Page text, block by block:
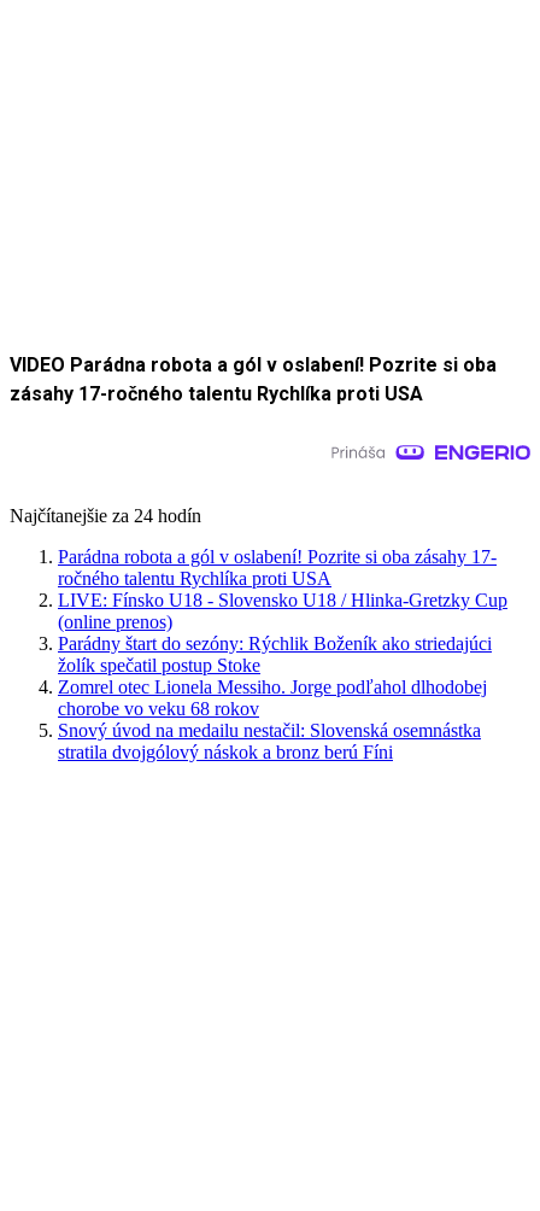
VIDEO Parádna robota a gól v oslabení! Pozrite si oba
zásahy 17-ročného talentu Rychlíka proti USA
Najčítanejšie za 24 hodín
Parádna robota a gól v oslabení! Pozrite si oba zásahy 17-
ročného talentu Rychlíka proti USA
LIVE: Fínsko U18 - Slovensko U18 / Hlinka-Gretzky Cup
(online prenos)
Parádny štart do sezóny: Rýchlik Boženík ako striedajúci
žolík spečatil postup Stoke
Zomrel otec Lionela Messiho. Jorge podľahol dlhodobej
chorobe vo veku 68 rokov
Snový úvod na medailu nestačil: Slovenská osemnástka
stratila dvojgólový náskok a bronz berú Fíni